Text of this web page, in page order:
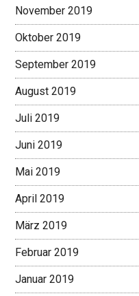
November 2019
Oktober 2019
September 2019
August 2019
Juli 2019
Juni 2019
Mai 2019
April 2019
März 2019
Februar 2019
Januar 2019